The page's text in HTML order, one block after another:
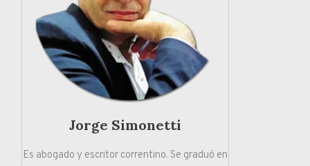
Jorge Simonetti
Es abogado y escritor correntino. Se graduó en